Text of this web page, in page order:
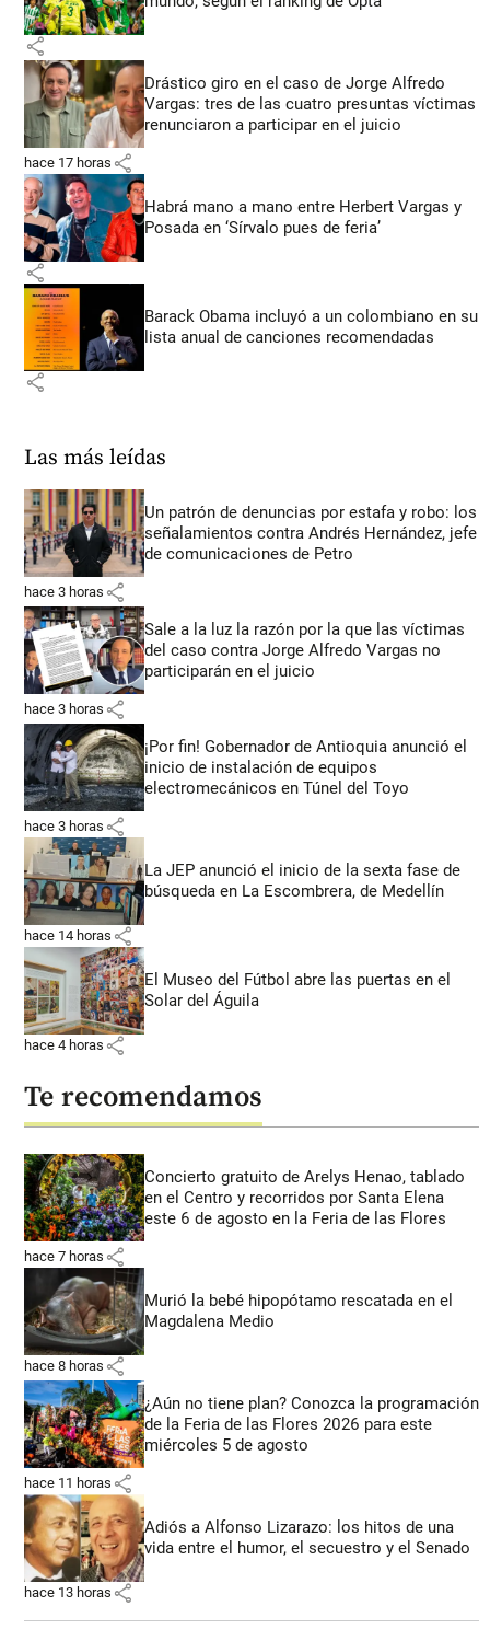
share
Drástico giro en el caso de Jorge Alfredo
Vargas: tres de las cuatro presuntas víctimas
renunciaron a participar en el juicio
hace 17 horas share
Habrá mano a mano entre Herbert Vargas y
Posada en ‘Sírvalo pues de feria’
share
Barack Obama incluyó a un colombiano en su
lista anual de canciones recomendadas
share
Las más leídas
Un patrón de denuncias por estafa y robo: los
señalamientos contra Andrés Hernández, jefe
de comunicaciones de Petro
hace 3 horas share
Sale a la luz la razón por la que las víctimas
del caso contra Jorge Alfredo Vargas no
participarán en el juicio
hace 3 horas share
¡Por fin! Gobernador de Antioquia anunció el
inicio de instalación de equipos
electromecánicos en Túnel del Toyo
hace 3 horas share
La JEP anunció el inicio de la sexta fase de
búsqueda en La Escombrera, de Medellín
hace 14 horas share
El Museo del Fútbol abre las puertas en el
Solar del Águila
hace 4 horas share
Te recomendamos
Concierto gratuito de Arelys Henao, tablado
en el Centro y recorridos por Santa Elena
este 6 de agosto en la Feria de las Flores
hace 7 horas share
Murió la bebé hipopótamo rescatada en el
Magdalena Medio
hace 8 horas share
¿Aún no tiene plan? Conozca la programación
de la Feria de las Flores 2026 para este
miércoles 5 de agosto
hace 11 horas share
Adiós a Alfonso Lizarazo: los hitos de una
vida entre el humor, el secuestro y el Senado
hace 13 horas share